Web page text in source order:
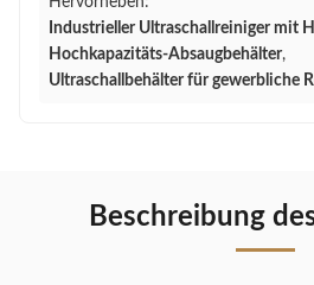
Industrieller Ultraschallreiniger mit
Hochkapazitäts-Absaugbehälter,
Ultraschallbehälter für gewerbliche
Beschreibung